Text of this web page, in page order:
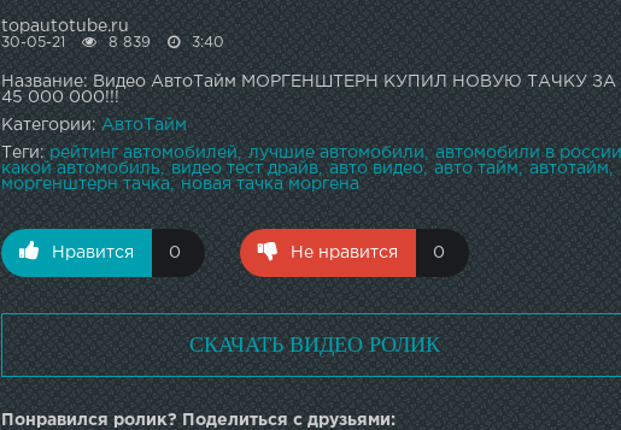
topautotube.ru
30-05-21 8 839 3:40
Название: Видео АвтоТайм МОРГЕНШТЕРН КУПИЛ НОВУЮ ТАЧКУ ЗА
45 000 000!!!
Категории:АвтоТайм
Теги: рейтинг автомобилей лучшие автомобили
автомобили в россии
какой автомобиль
видео тест драйв авто видео авто тайм
автотайм
моргенштерн тачка
новая тачка моргена
Нравится 0 Не нравится 0
СКАЧАТЬ ВИДЕО РОЛИК
Понравился ролик? Поделиться с друзьями: